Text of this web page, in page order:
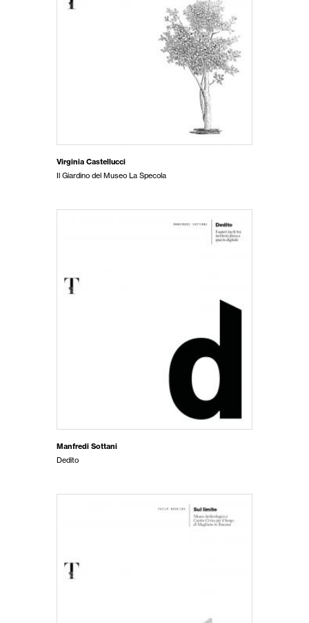
Virginia Castellucci
Il Giardino del Museo La Specola
Manfredi Sottani
Dedito